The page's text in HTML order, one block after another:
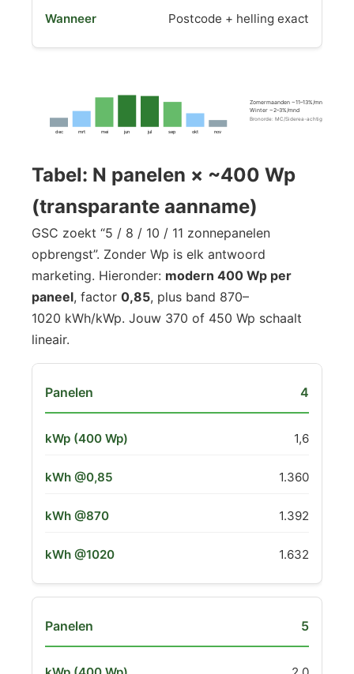
Postcode + helling exact
dec mrt mei jun jul sep okt nov
Zomermaanden ~11–13%/mnd
Winter ~2–3%/mnd
Bronorde: MC/Siderea-achtig
Tabel: N panelen × ~400 Wp
(transparante aanname)
GSC zoekt “5 / 8 / 10 / 11 zonnepanelen
opbrengst”. Zonder Wp is elk antwoord
marketing. Hieronder: modern 400 Wp per
paneel, factor 0,85, plus band 870–
1020 kWh/kWp. Jouw 370 of 450 Wp schaalt
lineair.
4
1,6
1.360
1.392
1.632
5